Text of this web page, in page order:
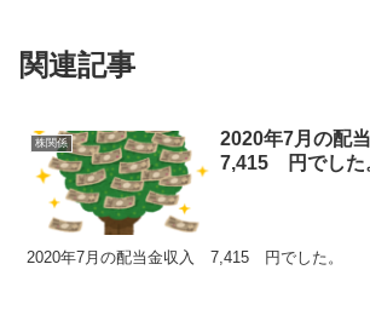
関連記事
株関係
2020年7月の配
7,415 円でした
2020年7月の配当金収入 7,415 円でした。